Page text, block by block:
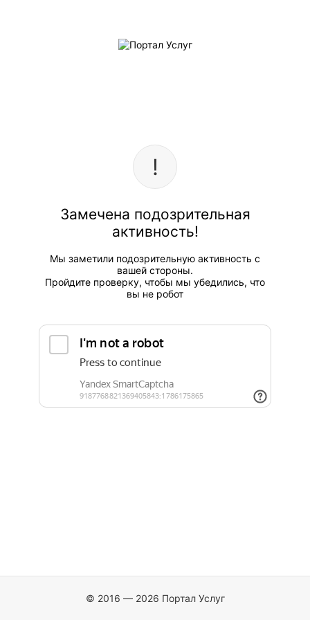
Замечена подозрительная
активность!
Мы заметили подозрительную активность с
вашей стороны.
Пройдите проверку, чтобы мы убедились, что
вы не робот
© 2016 — 2026 Портал Услуг